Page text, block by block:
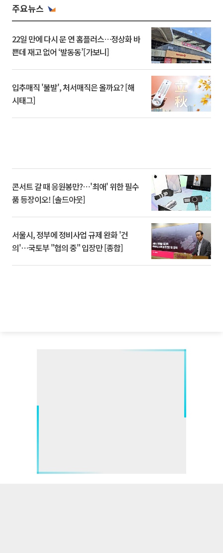
주요뉴스
22일 만에 다시 문 연 홈플러스…정상화 바
쁜데 재고 없어 ‘발동동’[가보니]
입추매직 '불발', 처서매직은 올까요? [해
시태그]
콘서트 갈 때 응원봉만?⋯'최애' 위한 필수
품 등장이오! [솔드아웃]
서울시, 정부에 정비사업 규제 완화 '건
의'⋯국토부 "협의 중" 입장만 [종합]